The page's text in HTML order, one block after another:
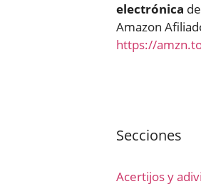
electrónica
Amazon
https://
Secciones
Acertijos y